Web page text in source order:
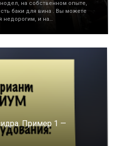
на собственном опыте,
баки для вина . Вы можете
недорогим, и на…
Пример 1 —